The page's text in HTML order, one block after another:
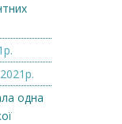
одна